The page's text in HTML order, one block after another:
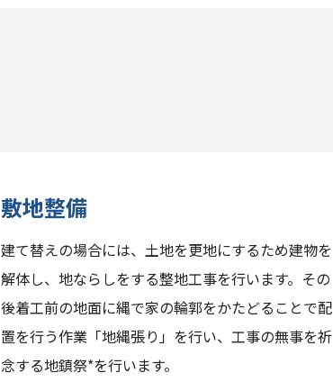
敷地整備
建て替えの場合には、土地を更地にするため建物を
解体し、地ならしをする整地工事を行います。その
後着工前の地面に縄で家の輪郭をかたどることで配
置を行う作業「地縄張り」を行い、工事の無事を祈
念する地鎮祭*を行います。